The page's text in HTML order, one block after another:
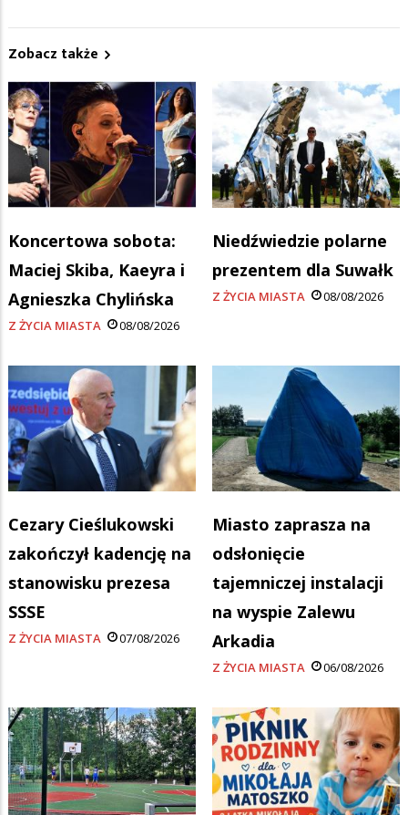
Zobacz także
Koncertowa sobota:
Maciej Skiba, Kaeyra i
Agnieszka Chylińska
Z ŻYCIA MIASTA 08/08/2026
Niedźwiedzie polarne
prezentem dla Suwałk
Z ŻYCIA MIASTA 08/08/2026
Cezary Cieślukowski
zakończył kadencję na
stanowisku prezesa
SSSE
Z ŻYCIA MIASTA 07/08/2026
Miasto zaprasza na
odsłonięcie
tajemniczej instalacji
na wyspie Zalewu
Arkadia
Z ŻYCIA MIASTA 06/08/2026